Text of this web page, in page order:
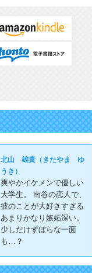
北山 雄貴（きたやま ゆ
うき）
爽やかイケメンで優しい
大学生。 南谷の恋人で、
彼のことが大好きすぎる
あまりかなり嫉妬深い。
少しだけずぼらな一面
も…？